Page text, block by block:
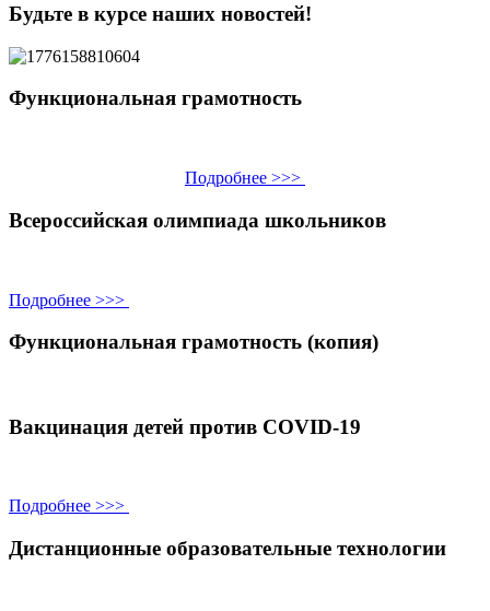
Будьте в курсе наших новостей!
Функциональная грамотность
Подробнее >>>
Всероссийская олимпиада школьников
Подробнее >>>
Функциональная грамотность (копия)
Вакцинация детей против COVID-19
Подробнее >>>
Дистанционные образовательные технологии